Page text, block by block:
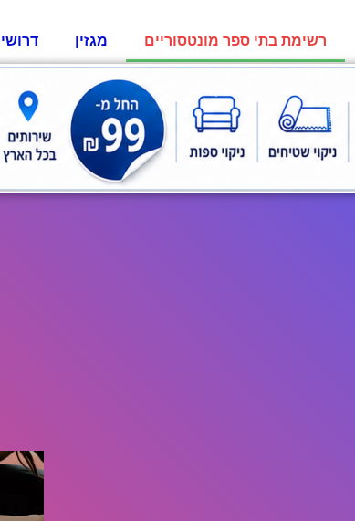
רשימת בתי ספר מונטסוריים מגזין